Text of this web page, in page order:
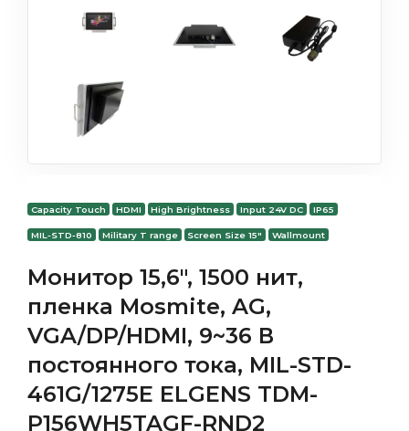
Capacity Touch HDMI High Brightness Input 24V DC IP65
MIL-STD-810 Military T range Screen Size 15" Wallmount
Монитор 15,6", 1500 нит,
пленка Mosmite, AG,
VGA/DP/HDMI, 9~36 В
постоянного тока, MIL-STD-
461G/1275E ELGENS TDM-
P156WH5TAGF-RND2